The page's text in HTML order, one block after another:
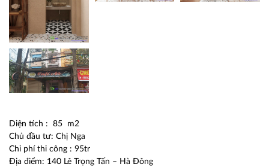
Diện tích : 85 m2
Chủ đầu tư: Chị Nga
Chi phí thi công : 95tr
Địa điểm: 140 Lê Trọng Tấn – Hà Đông